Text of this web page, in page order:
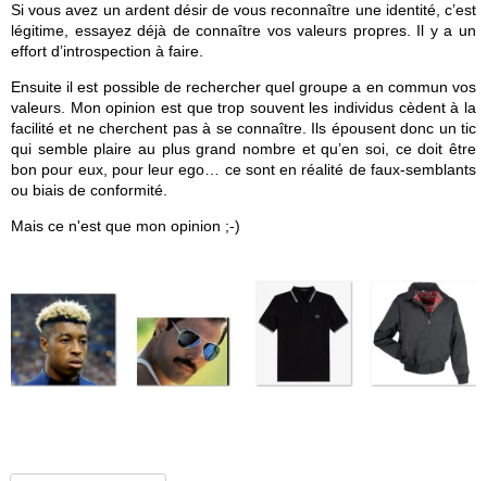
Si vous avez un ardent désir de vous reconnaître une identité, c’est
légitime, essayez déjà de connaître vos valeurs propres. Il y a un
effort d’introspection à faire.
Ensuite il est possible de rechercher quel groupe a en commun vos
valeurs. Mon opinion est que trop souvent les individus cèdent à la
facilité et ne cherchent pas à se connaître. Ils épousent donc un tic
qui semble plaire au plus grand nombre et qu’en soi, ce doit être
bon pour eux, pour leur ego… ce sont en réalité de faux-semblants
ou biais de conformité.
Mais ce n'est que mon opinion ;-)